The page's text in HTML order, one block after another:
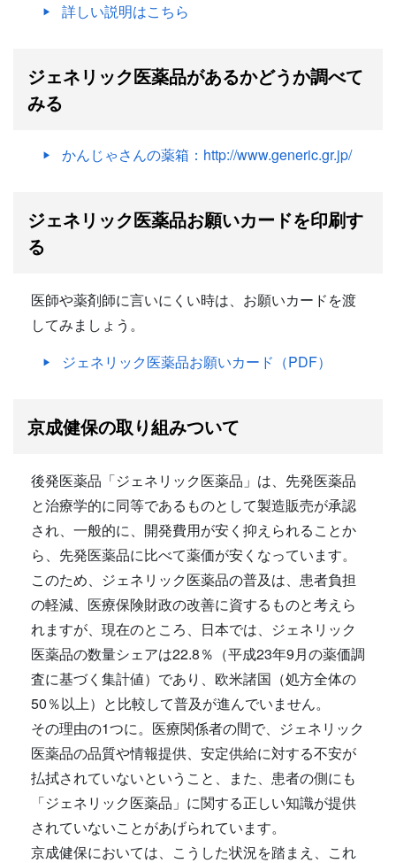
詳しい説明はこちら
ジェネリック医薬品があるかどうか調べて
みる
かんじゃさんの薬箱：http://www.generic.gr.jp/
ジェネリック医薬品お願いカードを印刷す
る
医師や薬剤師に言いにくい時は、お願いカードを渡
してみましょう。
ジェネリック医薬品お願いカード（PDF）
京成健保の取り組みついて
後発医薬品「ジェネリック医薬品」は、先発医薬品
と治療学的に同等であるものとして製造販売が承認
され、一般的に、開発費用が安く抑えられることか
ら、先発医薬品に比べて薬価が安くなっています。
このため、ジェネリック医薬品の普及は、患者負担
の軽減、医療保険財政の改善に資するものと考えら
れますが、現在のところ、日本では、ジェネリック
医薬品の数量シェアは22.8％（平成23年9月の薬価調
査に基づく集計値）であり、欧米諸国（処方全体の
50％以上）と比較して普及が進んでいません。
その理由の1つに。医療関係者の間で、ジェネリック
医薬品の品質や情報提供、安定供給に対する不安が
払拭されていないということ、また、患者の側にも
「ジェネリック医薬品」に関する正しい知識が提供
されていないことがあげられています。
京成健保においては、こうした状況を踏まえ、これ